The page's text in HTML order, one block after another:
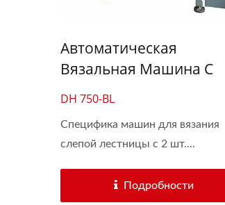
Автоматическая
Вязальная Машина С
Высокой Скоростью
Слепой Лестничной
Ленты
DH 750-BL
Специфика машин для вязания
слепой лестницы с 2 шт....
Подробности